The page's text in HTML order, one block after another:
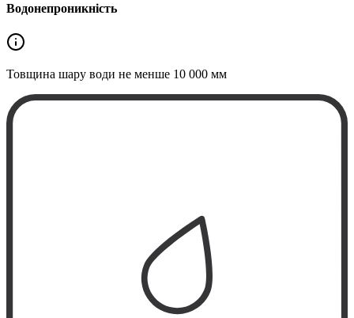
Водонепроникність
Товщина шару води не менше 10 000 мм